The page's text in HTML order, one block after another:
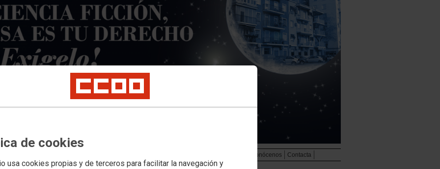
de cookies
usa cookies propias y de terceros para facilitar la navegación y
Conócenos
Contacta